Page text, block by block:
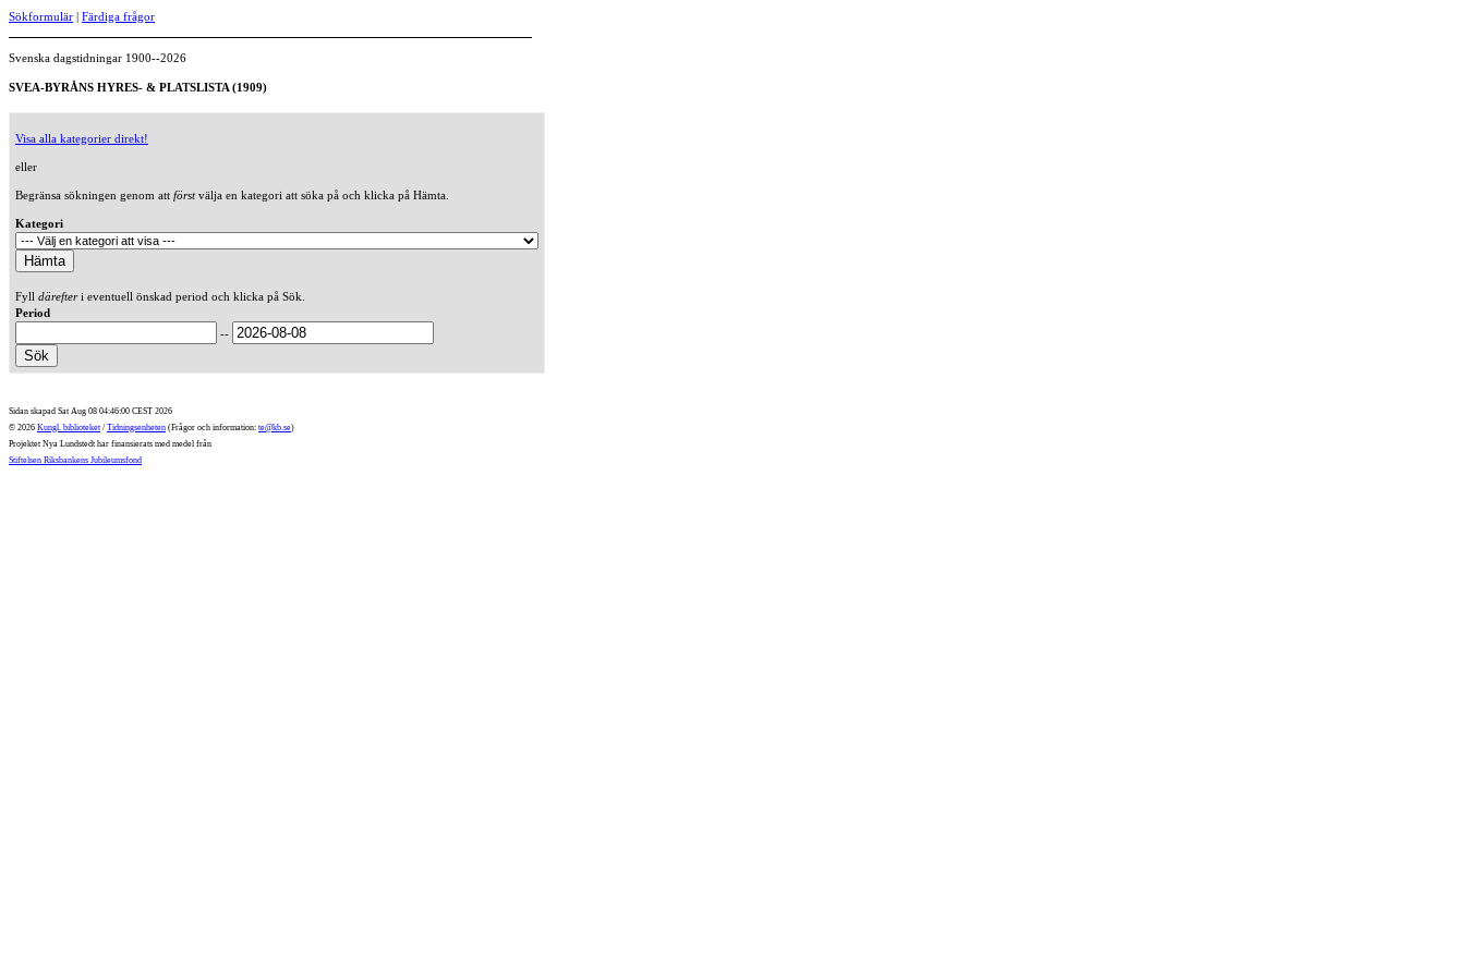
Sökformulär | Färdiga frågor
Svenska dagstidningar 1900--2026
SVEA-BYRÅNS HYRES- & PLATSLISTA (1909)
Visa alla kategorier direkt!
eller
Begränsa sökningen genom att förstvälja en kategori att söka på och klicka på Hämta.
Kategori
Fyll därefteri eventuell önskad period och klicka på Sök.
Period
--
Sidan skapad Sat Aug 08 04:46:00 CEST 2026
© 2026 Kungl. biblioteket / Tidningsenheten (Frågor och information: te@kb.se)
Projektet Nya Lundstedt har finansierats med medel från
Stiftelsen Riksbankens Jubileumsfond